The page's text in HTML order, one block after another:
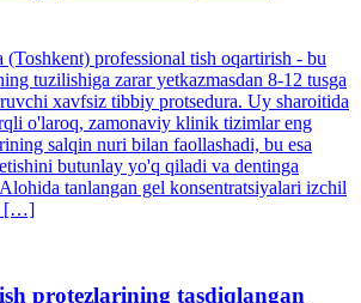
(Toshkent) professional tish oqartirish - bu
tuzilishiga zarar yetkazmasdan 8-12 tusga
xavfsiz tibbiy protsedura. Uy sharoitida
o'laroq, zamonaviy klinik tizimlar eng
salqin nuri bilan faollashadi, bu esa
butunlay yo'q qiladi va dentinga
tanlangan gel konsentratsiyalari izchil
[…]
protezlarining tasdiqlangan